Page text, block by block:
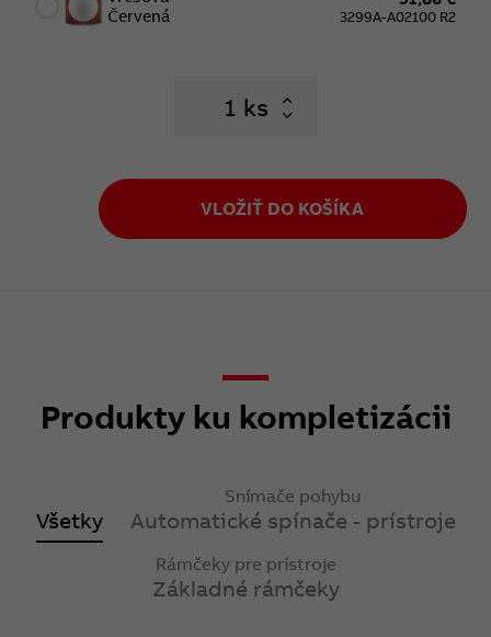
Červená
3299A-A02100 R2
ks
VLOŽIŤ DO KOŠÍKA
Produkty ku kompletizácii
Všetky
Snímače pohybu
Automatické spínače - prístroje
Rámčeky pre prístroje
Základné rámčeky